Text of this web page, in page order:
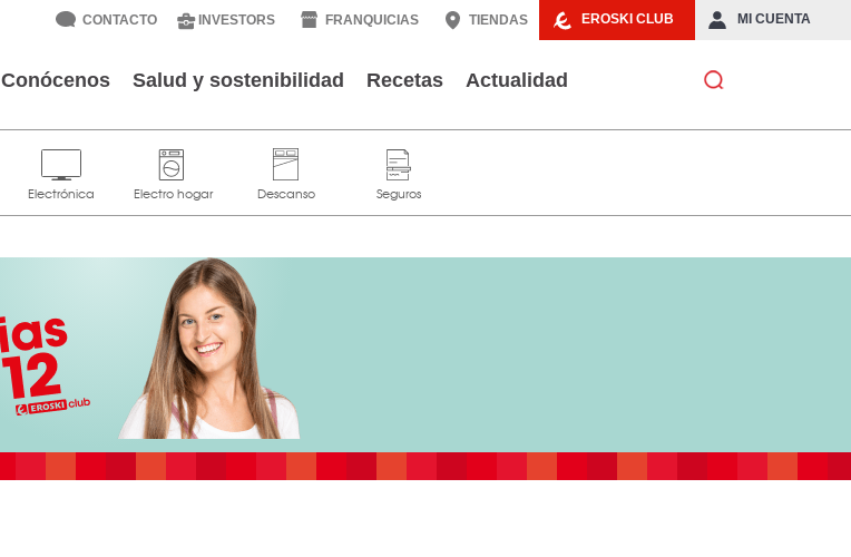
EROSKI CLUB MI CUENTA
CONTACTO INVESTORS FRANQUICIAS TIENDAS
Conócenos Salud y sostenibilidad Recetas Actualidad